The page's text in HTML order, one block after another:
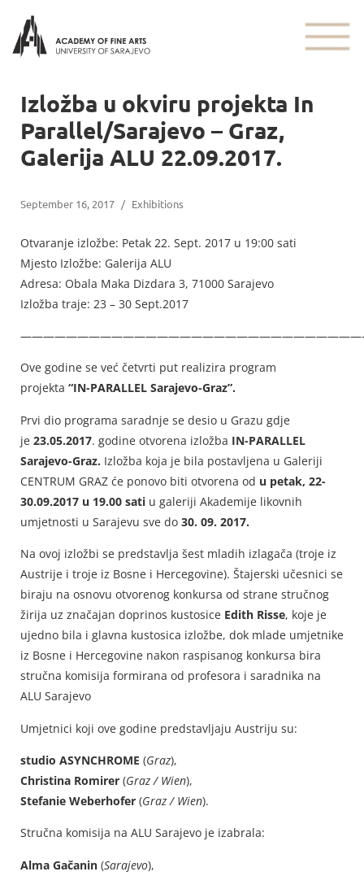
Izložba u okviru projekta In
Parallel/Sarajevo – Graz,
Galerija ALU 22.09.2017.
September 16, 2017 / Exhibitions
Otvaranje izložbe: Petak 22. Sept. 2017 u 19:00 sati
Mjesto Izložbe: Galerija ALU
Adresa: Obala Maka Dizdara 3, 71000 Sarajevo
Izložba traje: 23 – 30 Sept.2017
Ove godine se već četvrti put realizira program
projekta “IN-PARALLEL Sarajevo-Graz”.
Prvi dio programa saradnje se desio u Grazu gdje
je 23.05.2017. godine otvorena izložba IN-PARALLEL
Sarajevo-Graz. Izložba koja je bila postavljena u Galeriji
CENTRUM GRAZ će ponovo biti otvorena od u petak, 22-
30.09.2017 u 19.00 sati u galeriji Akademije likovnih
umjetnosti u Sarajevu sve do 30. 09. 2017.
Na ovoj izložbi se predstavlja šest mladih izlagača (troje iz
Austrije i troje iz Bosne i Hercegovine). Štajerski učesnici se
biraju na osnovu otvorenog konkursa od strane stručnog
žirija uz značajan doprinos kustosice Edith Risse, koje je
ujedno bila i glavna kustosica izložbe, dok mlade umjetnike
iz Bosne i Hercegovine nakon raspisanog konkursa bira
stručna komisija formirana od profesora i saradnika na
ALU Sarajevo
Umjetnici koji ove godine predstavljaju Austriju su:
studio ASYNCHROME (Graz),
Christina Romirer (Graz / Wien),
Stefanie Weberhofer (Graz / Wien).
Stručna komisija na ALU Sarajevo je izabrala:
Alma Gačanin (Sarajevo),